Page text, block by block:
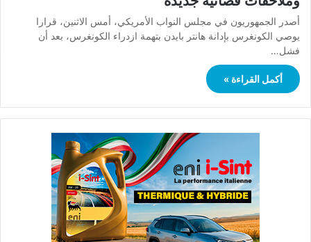
أصدر الجمهوريون في مجلس النواب الأمريكي، أمس الاثنين، قرارا
يوصي الكونغرس بإدانة هانتر بايدن بتهمة ازدراء الكونغرس، بعد أن
فشل…
أكمل القراءة »